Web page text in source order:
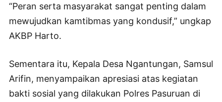
“Peran serta masyarakat sangat penting dalam
mewujudkan kamtibmas yang kondusif,” ungkap
AKBP Harto.
Sementara itu, Kepala Desa Ngantungan, Samsul
Arifin, menyampaikan apresiasi atas kegiatan
bakti sosial yang dilakukan Polres Pasuruan di